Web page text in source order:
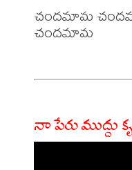
చందమామ
చందమామ
నా పేరు